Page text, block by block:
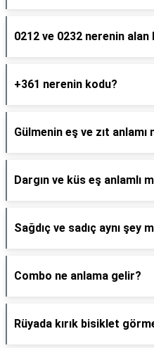
0212 ve 0232 nerenin alan
+361 nerenin kodu?
Gülmenin eş ve zıt anlamı
Dargın ve küs eş anlamlı
Sağdıç ve sadıç aynı şey
Combo ne anlama gelir?
Rüyada kırık bisiklet